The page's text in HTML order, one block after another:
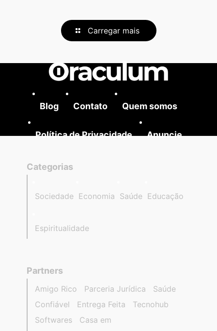
Carregar mais
Blog Contato Quem somos
Política de Privacidade Anuncie
Categorias
Sociedade Economia Saúde Educação
Espiritualidade
Partners
Amigo Rico Parceria Jurídica
Saúde
Confiável
Entrega Feita
Tecnohub
Softwares
Casa em